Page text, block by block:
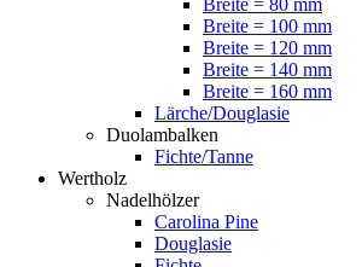
Breite = 80 mm
Breite = 100 mm
Breite = 120 mm
Breite = 140 mm
Breite = 160 mm
Lärche/Douglasie
Duolambalken
Fichte/Tanne
Wertholz
Nadelhölzer
Carolina Pine
Douglasie